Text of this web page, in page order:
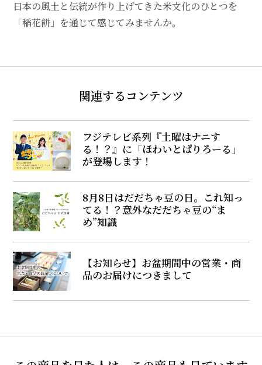
日本の風土と伝統が作り上げてきた米文化のひとつを
「稲花餅」を通じて感じてみませんか。
関連するコンテンツ
フジテレビ系列『土曜はナニす
る！？』に「ほわいとぱりろーる」
が登場します！
8月8日はだだちゃ豆の日。これ知っ
てる！？意外なだだちゃ豆の“ま
め”知識
【お知らせ】お盆期間中の営業・商
品のお届けにつきまして